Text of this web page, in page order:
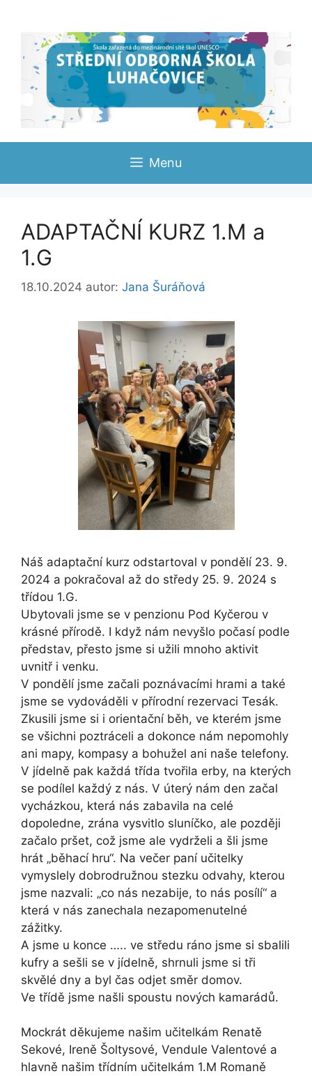
Menu
ADAPTAČNÍ KURZ 1.M a
1.G
18.10.2024 autor: Jana Šuráňová
Náš adaptační kurz odstartoval v pondělí 23. 9.
2024 a pokračoval až do středy 25. 9. 2024 s
třídou 1.G.
Ubytovali jsme se v penzionu Pod Kyčerou v
krásné přírodě. I když nám nevyšlo počasí podle
představ, přesto jsme si užili mnoho aktivit
uvnitř i venku.
V pondělí jsme začali poznávacími hrami a také
jsme se vydováděli v přírodní rezervaci Tesák.
Zkusili jsme si i orientační běh, ve kterém jsme
se všichni poztráceli a dokonce nám nepomohly
ani mapy, kompasy a bohužel ani naše telefony.
V jídelně pak každá třída tvořila erby, na kterých
se podílel každý z nás. V úterý nám den začal
vycházkou, která nás zabavila na celé
dopoledne, zrána vysvitlo sluníčko, ale později
začalo pršet, což jsme ale vydrželi a šli jsme
hrát „běhací hru“. Na večer paní učitelky
vymyslely dobrodružnou stezku odvahy, kterou
jsme nazvali: „co nás nezabije, to nás posílí“ a
která v nás zanechala nezapomenutelné
zážitky.
A jsme u konce ….. ve středu ráno jsme si sbalili
kufry a sešli se v jídelně, shrnuli jsme si tři
skvělé dny a byl čas odjet směr domov.
Ve třídě jsme našli spoustu nových kamarádů.
Mockrát děkujeme našim učitelkám Renatě
Sekové, Ireně Šoltysové, Vendule Valentové a
hlavně našim třídním učitelkám 1.M Romaně